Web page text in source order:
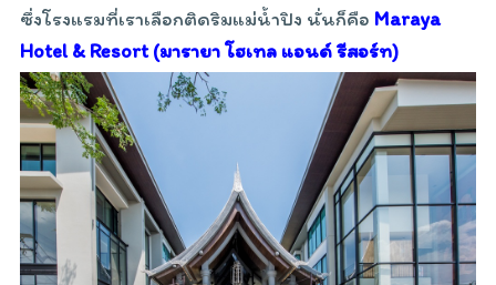
ซึ่งโรงแรมที่เราเลือกติดริมแม่น้ำปิง นั่นก็คือ Maraya
Hotel & Resort (มารายา โฮเทล แอนด์ รีสอร์ท)